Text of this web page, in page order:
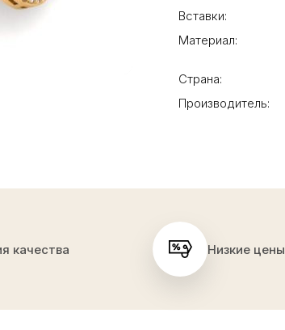
Вставки:
Материал:
Страна:
Производитель:
качества Низкие цены